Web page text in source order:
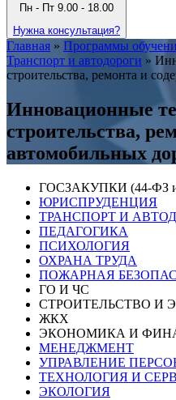
Пн - Пт 9.00 - 18.00
Нужна консультация?
Главная » Программы
Транспорт и автодороги »
строительства, ремонта и
Инновационные
строительства,
автомобильных
ГОСЗАКУПКИ (44-ФЗ
ЮРИСПРУДЕНЦИЯ
ТРАНСПОРТ И
ПЕДАГОГИКА
ПСИХОЛОГИЯ
ОХРАНА ТРУДА
ПОЖАРНАЯ
ГО И ЧС
СТРОИТЕЛЬСТВО И
ЖКХ
ЭКОНОМИКА И
МЕНЕДЖМЕНТ
УПРАВЛЕНИЕ
ТЕХНОЛОГИЯ И
ЭКОЛОГИЯ